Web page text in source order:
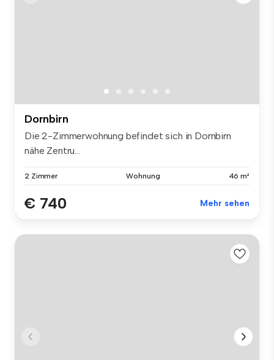
Dornbirn
Die 2-Zimmerwohnung befindet sich in Dornbirn
nähe Zentru...
2 Zimmer Wohnung 46 m²
€ 740 Mehr sehen